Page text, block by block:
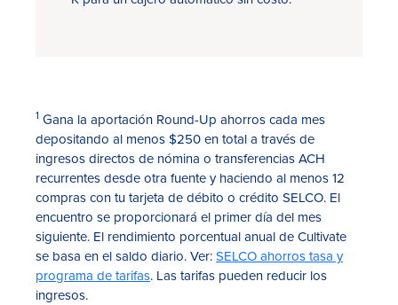
1 Gana la aportación Round-Up ahorros cada mes
depositando al menos $250 en total a través de
ingresos directos de nómina o transferencias ACH
recurrentes desde otra fuente y haciendo al menos 12
compras con tu tarjeta de débito o crédito SELCO. El
encuentro se proporcionará el primer día del mes
siguiente. El rendimiento porcentual anual de Cultivate
se basa en el saldo diario. Ver:SELCO ahorros tasa y
programa de tarifas. Las tarifas pueden reducir los
ingresos.